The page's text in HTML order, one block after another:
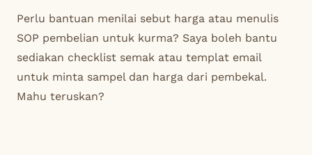
Perlu bantuan menilai sebut harga atau menulis
SOP pembelian untuk kurma? Saya boleh bantu
sediakan checklist semak atau templat email
untuk minta sampel dan harga dari pembekal.
Mahu teruskan?